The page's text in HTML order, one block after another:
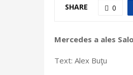
SHARE 0
Mercedes a ales
Text: Alex Buţu